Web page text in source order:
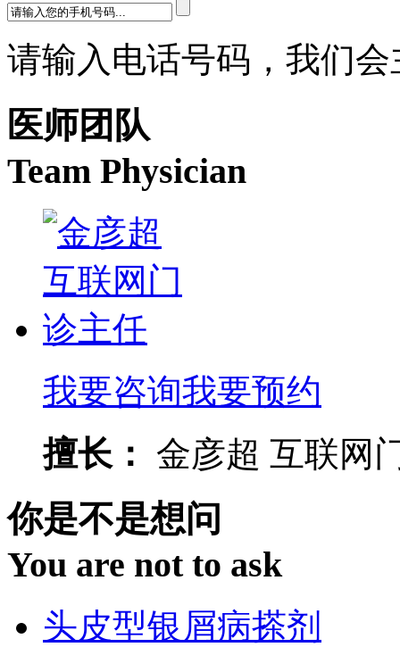
请输入电话号码，我们
医师团队
Team Physician
我要咨询我要预约
擅长：
金彦超 互联网
你是不是想问
You are not to ask
头皮型银屑病搽剂